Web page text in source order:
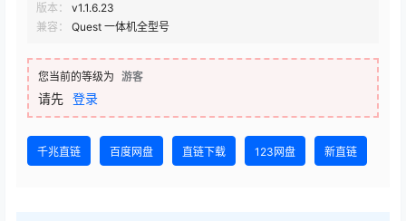
版本：
v1.1.6.23
兼容：
Quest 一体机全型号
您当前的等级为 游客
请先 登录
千兆直链 百度网盘 直链下载 123网盘 新直链